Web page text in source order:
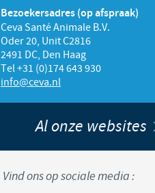
Bezoekersadres (op afspraak)
Ceva Santé Animale B.V.
Oder 20, Unit C2816
2491 DC, Den Haag
Tel +31 (0)174 643 930
info@ceva.nl
Al onze websites
Vind ons op sociale media :